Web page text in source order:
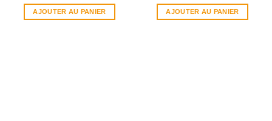
AJOUTER AU PANIER AJOUTER AU PANIER